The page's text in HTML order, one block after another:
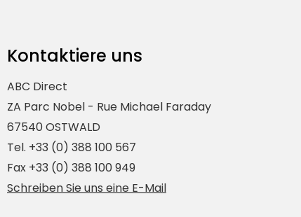
Kontaktiere uns
ABC Direct
ZA Parc Nobel - Rue Michael Faraday
67540 OSTWALD
Tel. +33 (0) 388 100 567
Fax +33 (0) 388 100 949
Schreiben Sie uns eine E-Mail